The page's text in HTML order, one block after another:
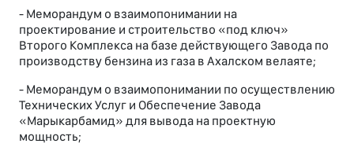
- Меморандум о взаимопонимании на
проектирование и строительство «под ключ»
Второго Комплекса на базе действующего Завода по
производству бензина из газа в Ахалском велаяте;
- Меморандум о взаимопонимании по осуществлению
Технических Услуг и Обеспечение Завода
«Марыкарбамид» для вывода на проектную
мощность;